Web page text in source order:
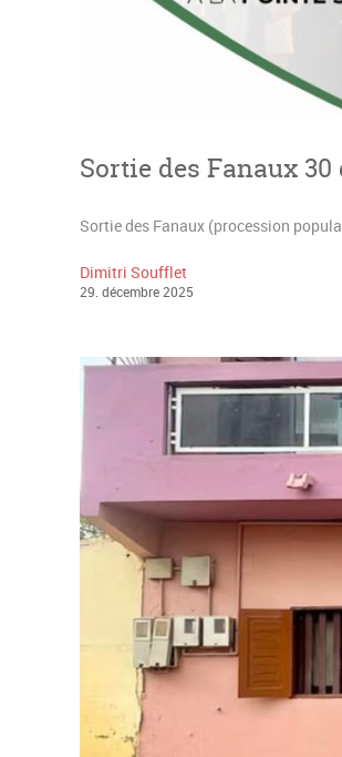
Sortie des Fanaux 30
Sortie des Fanaux (procession
Dimitri Soufflet
29 décembre 2025